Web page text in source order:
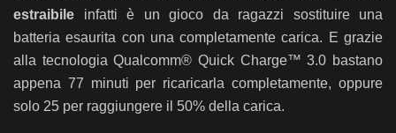
estraibile infatti è un gioco da ragazzi sostituire una
batteria esaurita con una completamente carica. E grazie
alla tecnologia Qualcomm® Quick Charge™ 3.0 bastano
appena 77 minuti per ricaricarla completamente, oppure
solo 25 per raggiungere il 50% della carica.